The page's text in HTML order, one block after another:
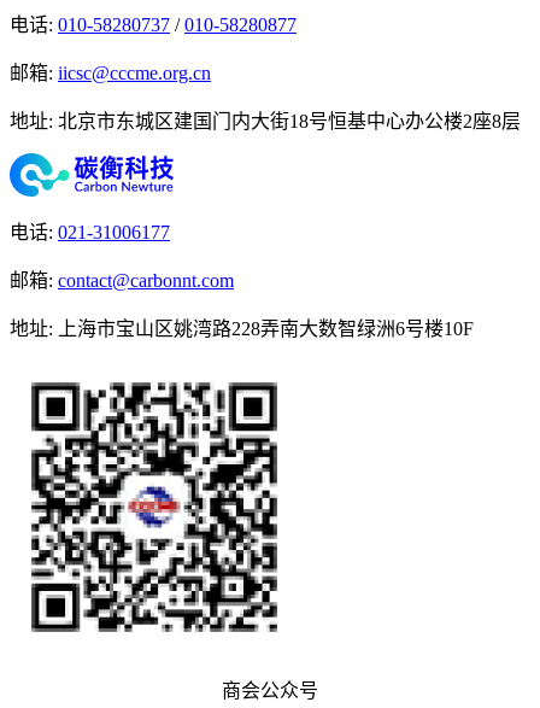
电话: 010-58280737 /010-58280877
邮箱: iicsc@cccme.org.cn
地址: 北京市东城区建国门内大街18号恒基中心办公楼2座8层
电话: 021-31006177
邮箱: contact@carbonnt.com
地址: 上海市宝山区姚湾路228弄南大数智绿洲6号楼10F
商会公众号